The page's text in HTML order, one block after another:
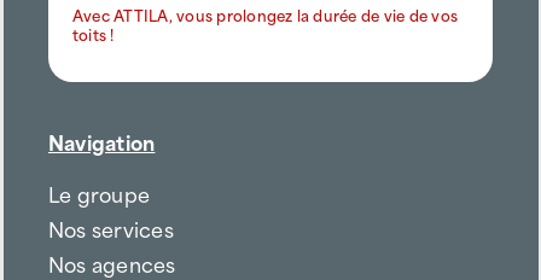
Avec ATTILA, vous prolongez la durée de vie de vos
toits !
Navigation
Le groupe
Nos services
Nos agences